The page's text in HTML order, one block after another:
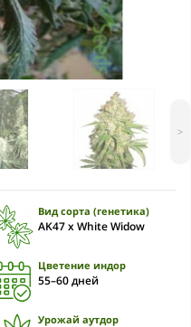
>
Вид сорта (генетика)
AK47 x White Widow
Цветение индор
55–60 дней
Урожай аутдор